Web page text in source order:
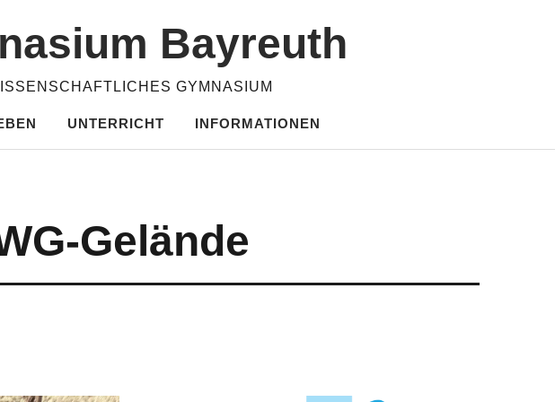
Bayreuth
GYMNASIUM
UNTERRICHT INFORMATIONEN
Gelände